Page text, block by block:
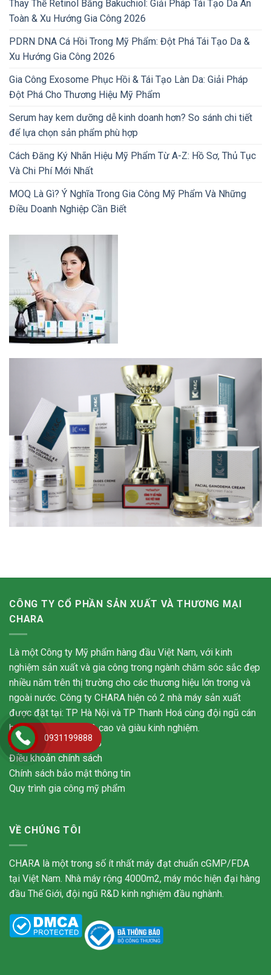
Thay Thế Retinol Bằng Bakuchiol: Giải Pháp Tái Tạo Da An
Toàn & Xu Hướng Gia Công 2026
PDRN DNA Cá Hồi Trong Mỹ Phẩm: Đột Phá Tái Tạo Da &
Xu Hướng Gia Công 2026
Gia Công Exosome Phục Hồi & Tái Tạo Làn Da: Giải Pháp
Đột Phá Cho Thương Hiệu Mỹ Phẩm
Serum hay kem dưỡng dễ kinh doanh hơn? So sánh chi tiết
để lựa chọn sản phẩm phù hợp
Cách Đăng Ký Nhãn Hiệu Mỹ Phẩm Từ A-Z: Hồ Sơ, Thủ Tục
Và Chi Phí Mới Nhất
MOQ Là Gì? Ý Nghĩa Trong Gia Công Mỹ Phẩm Và Những
Điều Doanh Nghiệp Cần Biết
CÔNG TY CỔ PHẦN SẢN XUẤT VÀ THƯƠNG MẠI
CHARA
Là một Công ty Mỹ phẩm hàng đầu Việt Nam, với kinh
nghiệm sản xuất và gia công trong ngành chăm sóc sắc đẹp
nhiều năm trên thị trường cho các thương hiệu lớn trong và
ngoài nước. Công ty CHARA hiện có 2 nhà máy sản xuất
được đặt tại: TP Hà Nội và TP Thanh Hoá cùng đội ngũ cán
bộ nhân viên trình độ cao và giàu kinh nghiệm.
Hotline: 093.1199.888
Điều khoản chính sách
Chính sách bảo mật thông tin
Quy trình gia công mỹ phẩm
VỀ CHÚNG TÔI
CHARA là một trong số ít nhất máy đạt chuẩn cGMP/FDA
tại Việt Nam. Nhà máy rộng 4000m2, máy móc hiện đại hàng
đầu Thế Giới, đội ngũ R&D kinh nghiệm đầu nghành.
0931199888